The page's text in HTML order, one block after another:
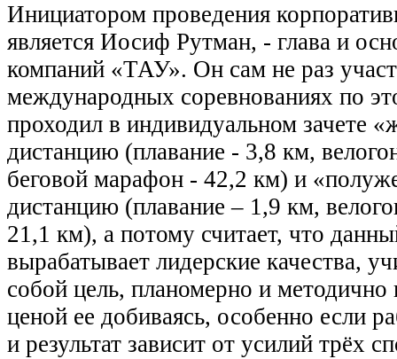
Инициатором проведения
является Иосиф Рутман, - глава и
компаний «ТАУ». Он сам не раз
международных соревнованиях по
проходил в индивидуальном зачете
дистанцию (плавание - 3,8 км,
беговой марафон - 42,2 км) и
дистанцию (плавание – 1,9 км,
21,1 км), а потому считает, что
вырабатывает лидерские качества,
собой цель, планомерно и
ценой ее добиваясь, особенно если
и результат зависит от усилий трёх